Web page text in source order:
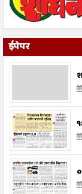
ईपेपर